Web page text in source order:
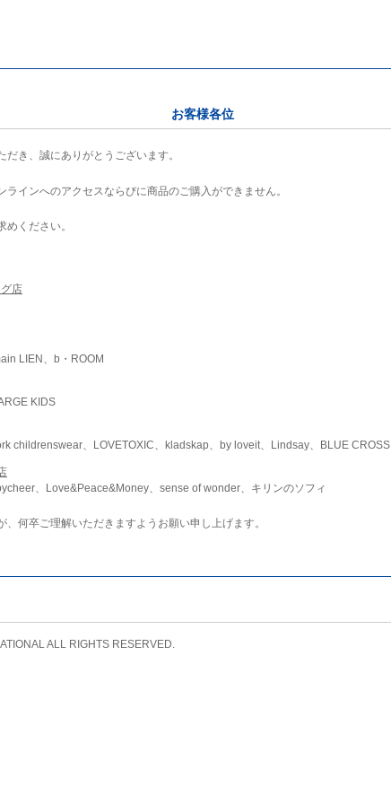
お客様各位
き、誠にありがとうございます。
インへのアクセスならびに商品のご購入ができません。
ください。
店
LIEN、b・ROOM
KIDS
childrenswear、LOVETOXIC、kladskap、by loveit、Lindsay、BLUE CROSS
、Love&Peace&Money、sense of wonder、キリンのソフィ
何卒ご理解いただきますようお願い申し上げます。